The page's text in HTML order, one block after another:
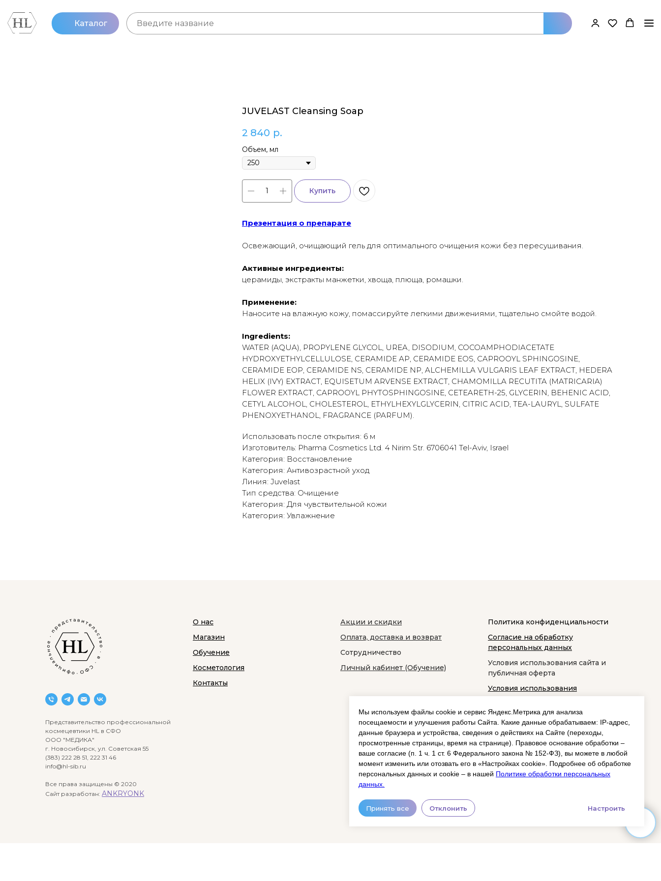
Мы используем файлы cookie и сервис Яндекс.Метрика для анализа
посещаемости и улучшения работы Сайта. Какие данные обрабатываем: IP‑адрес,
данные браузера и устройства, сведения о действиях на Сайте (переходы,
просмотренные страницы, время на странице). Правовое основание обработки –
ваше согласие (п. 1 ч. 1 ст. 6 Федерального закона № 152‑ФЗ), вы можете в любой
момент изменить или отозвать его в «Настройках cookie». Подробнее об обработке
персональных данных и cookie – в нашей Политике обработки персональных
данных.
Принять все Отклонить Настроить
Каталог
JUVELAST Cleansing Soap
2 840 р.
Объем, мл
Купить
Презентация о препарате
Освежающий, очищающий гель для оптимального очищения кожи без пересушивания.
Активные ингредиенты:
церамиды, экстракты манжетки, хвоща, плюща, ромашки.
Применение:
Наносите на влажную кожу, помассируйте легкими движениями, тщательно смойте водой.
Ingredients:
WATER (AQUA), PROPYLENE GLYCOL, UREA, DISODIUM, COCOAMPHODIACETATE
HYDROXYETHYLCELLULOSE, CERAMIDE AP, CERAMIDE EOS, CAPROOYL SPHINGOSINE,
CERAMIDE EOP, CERAMIDE NS, CERAMIDE NP, ALCHEMILLA VULGARIS LEAF EXTRACT, HEDERA
HELIX (IVY) EXTRACT, EQUISETUM ARVENSE EXTRACT, CHAMOMILLA RECUTITA (MATRICARIA)
FLOWER EXTRACT, CAPROOYL PHYTOSPHINGOSINE, CETEARETH-25, GLYCERIN, BEHENIC ACID,
CETYL ALCOHOL, CHOLESTEROL, ETHYLHEXYLGLYCERIN, CITRIC ACID, TEA-LAURYL, SULFATE
PHENOXYETHANOL, FRAGRANCE (PARFUM).
Использовать после открытия: 6 м
Изготовитель: Pharma Cosmetics Ltd. 4 Nirim Str. 6706041 Tel-Aviv, Israel
Категория: Восстановление
Категория: Антивозрастной уход
Линия: Juvelast
Тип средства: Очищение
Категория: Для чувствительной кожи
Категория: Увлажнение
Представительство профессиональной
космецевтики HL в СФО
ООО "МЕДИКА"
г. Новосибирск, ул. Советская 55
(383) 222 28 51, 222 31 46
info@hl-sib.ru
Все права защищены © 2020
Сайт разработан: ANKRYONK
О нас
Магазин
Обучение
Косметология
Контакты
Акции и скидки
Оплата, доставка и возврат
Сотрудничество
Личный кабинет (Обучение)
Политика конфиденциальности
Согласие на обработку
персональных данных
Условия использования сайта и
публичная оферта
Условия использования
космецевтики